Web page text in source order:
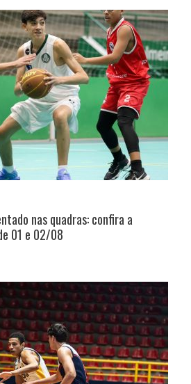
nas quadras: confira a
01 e 02/08